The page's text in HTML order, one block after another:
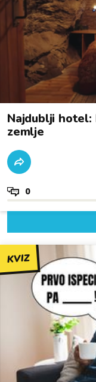
Najdublji hotel:
zemlje
0
KVIZ